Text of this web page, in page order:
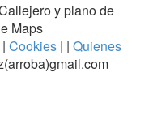
y plano de
Maps
| Cookies | | Quienes